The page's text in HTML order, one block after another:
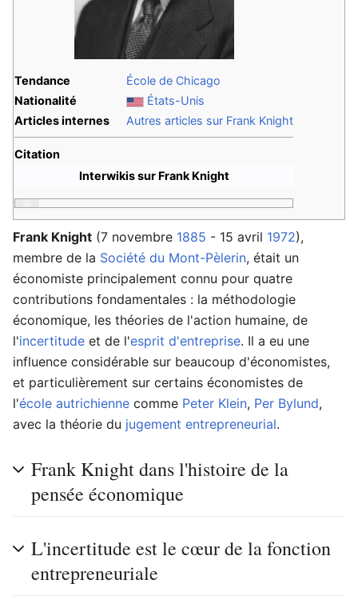
Tendance
École de Chicago
Nationalité
États-Unis
Articles internes
Autres articles sur Frank Knight
Citation
Interwikis sur Frank Knight
Frank Knight (7 novembre 1885 - 15 avril 1972),
membre de la Société du Mont-Pèlerin, était un
économiste principalement connu pour quatre
contributions fondamentales : la méthodologie
économique, les théories de l'action humaine, de
l'incertitude et de l'esprit d'entreprise. Il a eu une
influence considérable sur beaucoup d'économistes,
et particulièrement sur certains économistes de
l'école autrichienne comme Peter Klein, Per Bylund,
avec la théorie du jugement entrepreneurial.
Frank Knight dans l'histoire de la
pensée économique
L'incertitude est le cœur de la fonction
entrepreneuriale